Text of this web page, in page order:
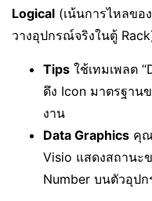
Logical (เน้นการไหลขอ
วางอุปกรณ์จริงในตู้
Tips ใช้เทมเพลต
ดึง Icon มาตรฐาน
งาน
Data Graphics คุณ
Visio แสดงสถานะ
Number บนตัวอุป